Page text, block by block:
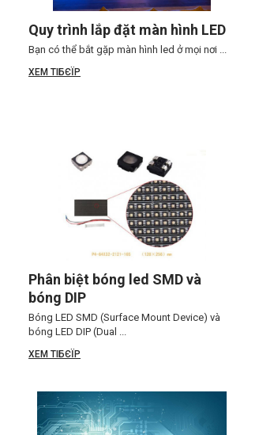
Quy trình lắp đặt màn hình LED
Bạn có thể bắt gặp màn hình led ở mọi nơi ...
XEM TIБЄЇP
Phân biệt bóng led SMD và
bóng DIP
Bóng LED SMD (Surface Mount Device) và
bóng LED DIP (Dual ...
XEM TIБЄЇP